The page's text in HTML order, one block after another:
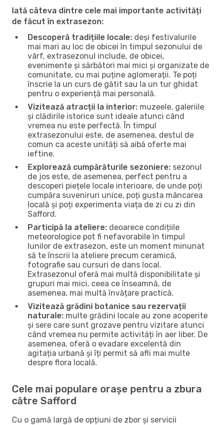
Iată câteva dintre cele mai importante activități
de făcut în extrasezon:
Descoperă tradițiile locale: deși festivalurile
mai mari au loc de obicei în timpul sezonului de
vârf, extrasezonul include, de obicei,
evenimente și sărbători mai mici și organizate de
comunitate, cu mai puține aglomerații. Te poți
înscrie la un curs de gătit sau la un tur ghidat
pentru o experiență mai personală.
Vizitează atracții la interior: muzeele, galeriile
și clădirile istorice sunt ideale atunci când
vremea nu este perfectă. În timpul
extrasezonului este, de asemenea, destul de
comun ca aceste unități să aibă oferte mai
ieftine.
Explorează cumpărăturile sezoniere: sezonul
de jos este, de asemenea, perfect pentru a
descoperi piețele locale interioare, de unde poți
cumpăra suveniruri unice, poți gusta mâncarea
locală și poți experimenta viața de zi cu zi din
Safford.
Participă la ateliere: deoarece condițiile
meteorologice pot fi nefavorabile în timpul
lunilor de extrasezon, este un moment minunat
să te înscrii la ateliere precum ceramică,
fotografie sau cursuri de dans local.
Extrasezonul oferă mai multă disponibilitate și
grupuri mai mici, ceea ce înseamnă, de
asemenea, mai multă învățare practică.
Vizitează grădini botanice sau rezervații
naturale: multe grădini locale au zone acoperite
și sere care sunt grozave pentru vizitare atunci
când vremea nu permite activități în aer liber. De
asemenea, oferă o evadare excelentă din
agitația urbană și îți permit să afli mai multe
despre flora locală.
Cele mai populare orașe pentru a zbura
către Safford
Cu o gamă largă de opțiuni de zbor și servicii